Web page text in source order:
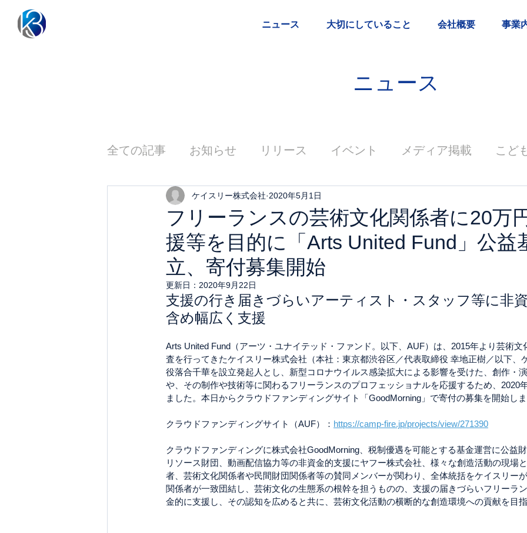
ニュース 大切にしていること 会社概要 事業
ニュース
全ての記事 お知らせ リリース イベント メディア掲載 こど
フリーランスの芸術文化関係者に20万
援等を目的に「Arts United Fund」公益
立、寄付募集開始
ケイスリー株式会社 2020年5月1日
更新日： 2020年9月22日
支援の行き届きづらいアーティスト・スタッフ等に非
含め幅広く支援
Arts United Fund（アーツ・ユナイテッド・ファンド。以下、AUF）は、2015年より芸術文
査を行ってきたケイスリー株式会社（本社：東京都渋谷区／代表取締役 幸地正樹／以下、
役落合千華を設立発起人とし、新型コロナウイルス感染拡大による影響を受けた、創作・
や、その制作や技術等に関わるフリーランスのプロフェッショナルを応援するため、2020
ました。本日からクラウドファンディングサイト「GoodMorning」で寄付の募集を開始しま
クラウドファンディングサイト（AUF）： https://camp-fire.jp/projects/view/271390
クラウドファンディングに株式会社GoodMorning、税制優遇を可能とする基金運営に公益
リソース財団、動画配信協力等の非資金的支援にヤフー株式会社、様々な創造活動の現場
者、芸術文化関係者や民間財団関係者等の賛同メンバーが関わり、全体統括をケイスリー
関係者が一致団結し、芸術文化の生態系の根幹を担うものの、支援の届きづらいフリーラ
金的に支援し、その認知を広めると共に、芸術文化活動の横断的な創造環境への貢献を目指